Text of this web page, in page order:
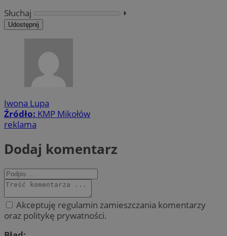
Słuchaj
⏵︎
Udostępnij
Iwona Lupa
Źródło: KMP Mikołów
reklama
Dodaj komentarz
Akceptuję regulamin zamieszczania komentarzy
oraz politykę prywatności.